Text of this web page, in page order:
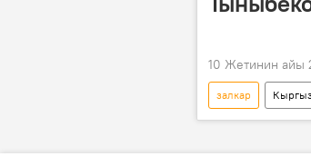
10 Жетинин айы
залкар
таберик сүрөт